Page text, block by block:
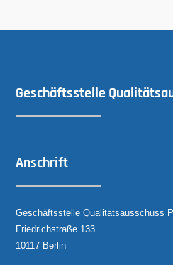
Geschäftsstelle
Anschrift
Geschäftsstelle Qualitätsausschuss
Friedrichstraße 133
10117 Berlin